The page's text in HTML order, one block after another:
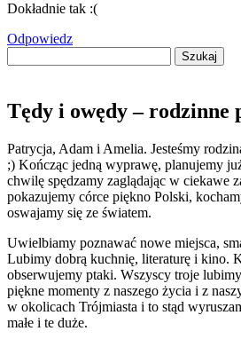
Dokładnie tak :(
Odpowiedz
Tędy i owędy – rodzinne
Patrycja, Adam i Amelia. Jesteśmy
;) Kończąc jedną wyprawę, planujemy
chwilę spędzamy zaglądając w ciekawe
pokazujemy córce piękno Polski,
oswajamy się ze światem.
Uwielbiamy poznawać nowe miejsca,
Lubimy dobrą kuchnię, literaturę i kino.
obserwujemy ptaki. Wszyscy troje
piękne momenty z naszego życia i z
w okolicach Trójmiasta i to stąd
małe i te duże.